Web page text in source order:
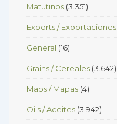
Matutinos (3.351)
Exports / Exportaciones
General (16)
Grains / Cereales (3.642)
Maps / Mapas (4)
Oils / Aceites (3.942)